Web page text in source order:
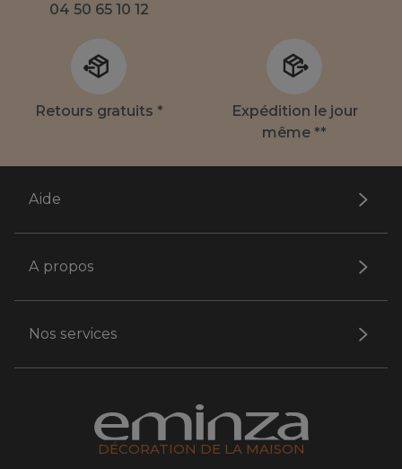
04 50 65 10 12
Retours gratuits *
Expédition le jour
même **
Aide
A propos
Nos services
DÉCORATION DE LA MAISON